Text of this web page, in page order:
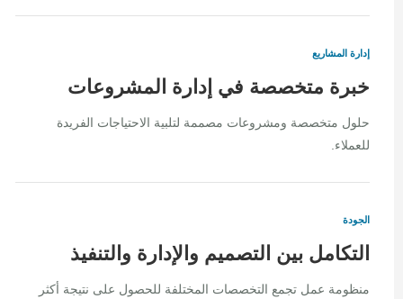
إدارة المشاريع
خبرة متخصصة في إدارة المشروعات
حلول متخصصة ومشروعات مصممة لتلبية الاحتياجات الفريدة
للعملاء.
الجودة
التكامل بين التصميم والإدارة والتنفيذ
منظومة عمل تجمع التخصصات المختلفة للحصول على نتيجة أكثر